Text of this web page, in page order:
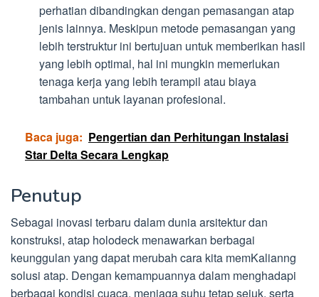
perhatian dibandingkan dengan pemasangan atap
jenis lainnya. Meskipun metode pemasangan yang
lebih terstruktur ini bertujuan untuk memberikan hasil
yang lebih optimal, hal ini mungkin memerlukan
tenaga kerja yang lebih terampil atau biaya
tambahan untuk layanan profesional.
Baca juga: Pengertian dan Perhitungan Instalasi
Star Delta Secara Lengkap
Penutup
Sebagai inovasi terbaru dalam dunia arsitektur dan
konstruksi, atap holodeck menawarkan berbagai
keunggulan yang dapat merubah cara kita memKalianng
solusi atap. Dengan kemampuannya dalam menghadapi
berbagai kondisi cuaca, menjaga suhu tetap sejuk, serta